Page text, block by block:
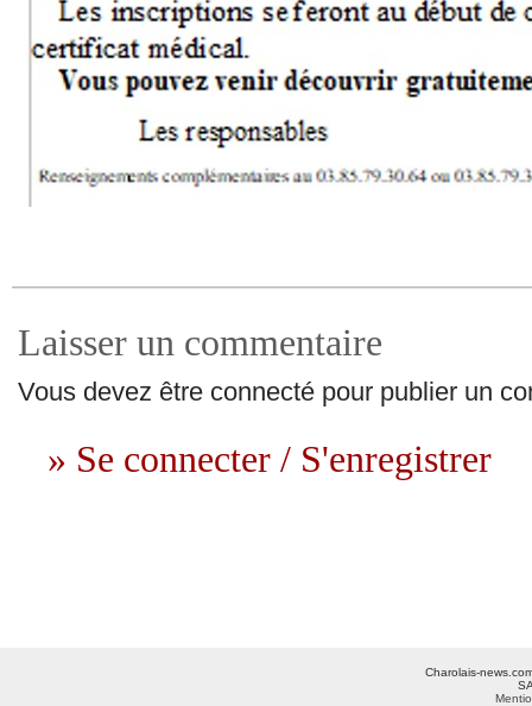
Laisser un commentaire
Vous devez être connecté pour publier un
» Se connecter / S'enregistrer
Charolais-